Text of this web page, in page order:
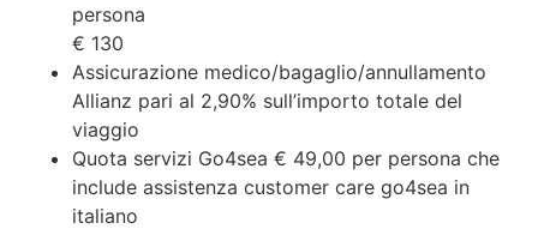
persona
€ 130
Assicurazione medico/bagaglio/annullamento
Allianz pari al 2,90% sull’importo totale del
viaggio
Quota servizi Go4sea € 49,00 per persona che
include assistenza customer care go4sea in
italiano